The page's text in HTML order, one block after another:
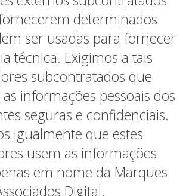
determinados
ser usadas para fornecer
técnica. Exigimos a tais
subcontratados que
informações pessoais dos
seguras e confidenciais.
igualmente que estes
usem as informações
em nome da Marques
Digital.